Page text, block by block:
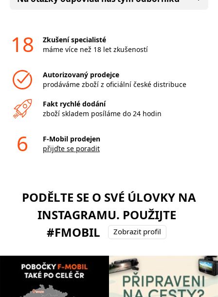
18
Zkušení specialisté
máme více než 18 let zkušeností
Autorizovaný prodejce
prodáváme zboží z oficiální české distribuce
Fakt rychlé dodání
zboží skladem posíláme do 24 hodin
6
F-Mobil prodejen
přijďte se poradit
PODĚLTE SE O SVÉ ÚLOVKY NA
INSTAGRAMU. POUŽIJTE
#FMOBIL
Zobrazit profil